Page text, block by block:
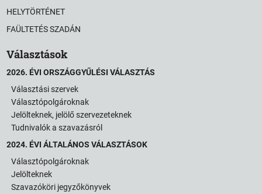
HELYTÖRTÉNET
FAÜLTETÉS SZADÁN
Választások
2026. ÉVI ORSZÁGGYŰLÉSI VÁLASZTÁS
Választási szervek
Választópolgároknak
Jelölteknek, jelölő szervezeteknek
Tudnivalók a szavazásról
2024. ÉVI ÁLTALÁNOS VÁLASZTÁSOK
Választópolgároknak
Jelölteknek
Szavazóköri jegyzőkönyvek